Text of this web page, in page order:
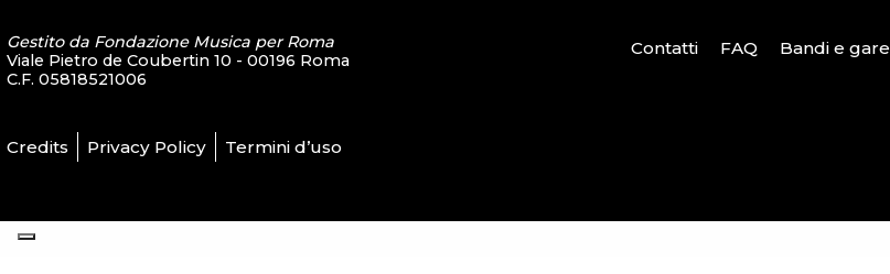
Gestito da Fondazione Musica per Roma
Viale Pietro de Coubertin 10 - 00196 Roma
C.F. 05818521006
Contatti FAQ Bandi e gare
Credits Privacy Policy Termini d’uso